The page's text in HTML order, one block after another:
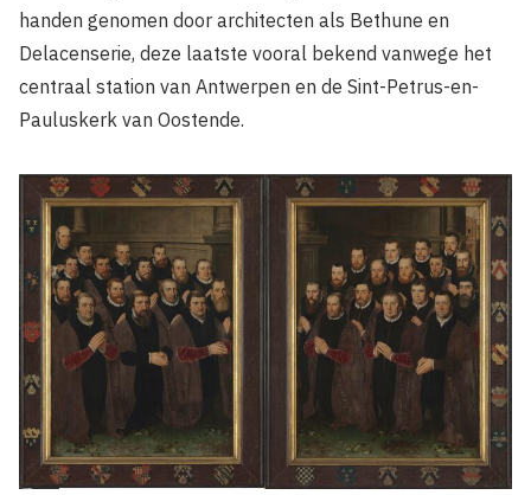
handen genomen door architecten als Bethune en
Delacenserie, deze laatste vooral bekend vanwege het
centraal station van Antwerpen en de Sint-Petrus-en-
Pauluskerk van Oostende.